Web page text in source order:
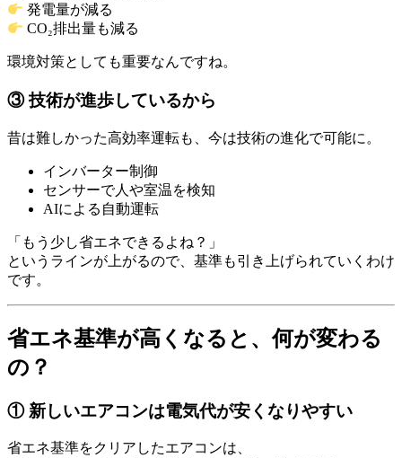
発電量が減る
CO₂排出量も減る
環境対策としても重要なんですね。
③ 技術が進歩しているから
昔は難しかった高効率運転も、今は技術の進化で可能に。
インバーター制御
センサーで人や室温を検知
AIによる自動運転
「もう少し省エネできるよね？」
というラインが上がるので、基準も引き上げられていくわけ
です。
省エネ基準が高くなると、何が変わる
の？
① 新しいエアコンは電気代が安くなりやすい
省エネ基準をクリアしたエアコンは、